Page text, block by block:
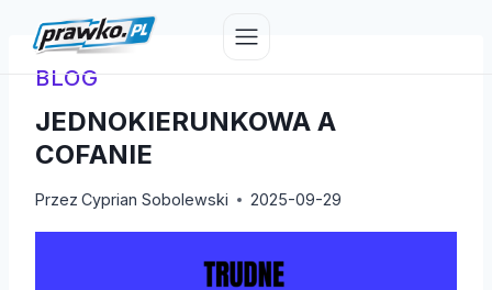
treściBLOG
JEDNOKIERUNKOWA A
COFANIE
Przez Cyprian Sobolewski 2025-09-29